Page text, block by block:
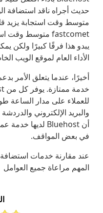
متوسط وقت استجابة يزيد
يبدو هذا فرقًا كبيرًا ولكن
الأداء العام لموقع الويب
أخيرًا، عندما يتعلق الأمر
للعملاء على مدار الساعة
والبريد الإلكتروني
في بعض المواقف.
المهم مراعاة جميع العوامل